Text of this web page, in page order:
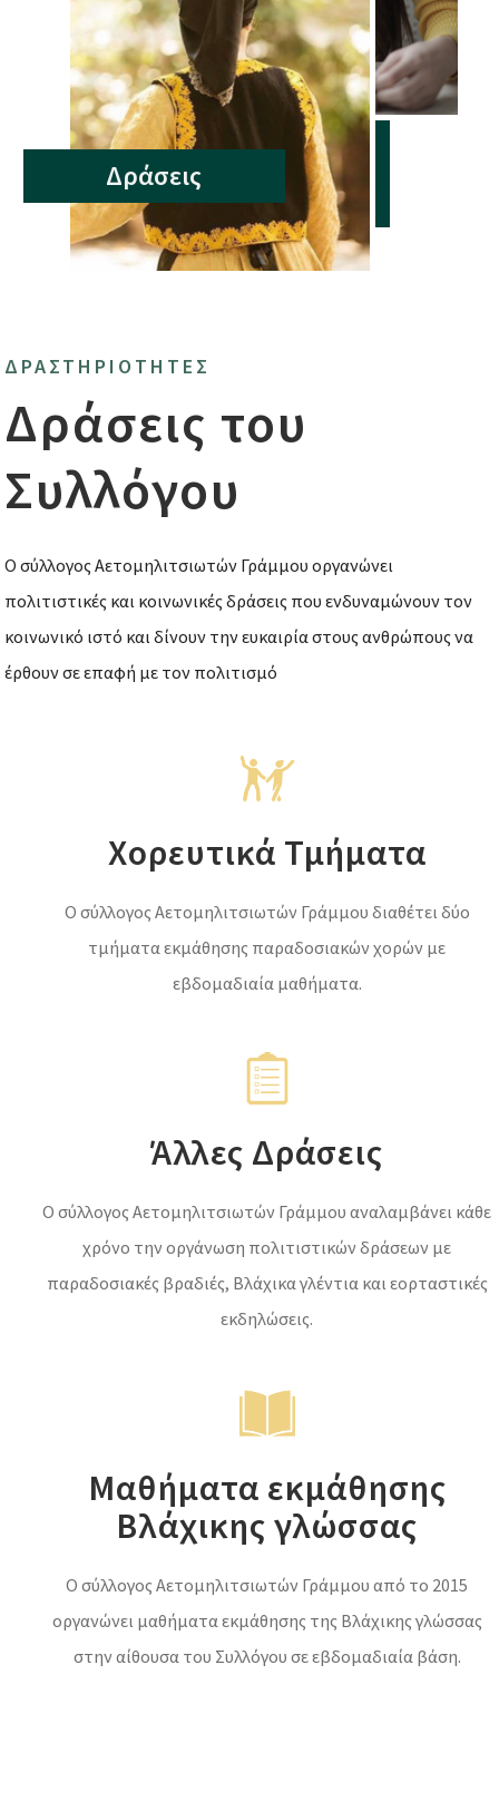
Δράσεις
ΔΡΑΣΤΗΡΙΟΤΗΤΕΣ
Δράσεις του
Συλλόγου
Ο σύλλογος Αετομηλιτσιωτών Γράμμου οργανώνει
πολιτιστικές και κοινωνικές δράσεις που ενδυναμώνουν τον
κοινωνικό ιστό και δίνουν την ευκαιρία στους ανθρώπους να
έρθουν σε επαφή με τον πολιτισμό
Χορευτικά Τμήματα
Ο σύλλογος Αετομηλιτσιωτών Γράμμου διαθέτει δύο
τμήματα εκμάθησης παραδοσιακών χορών με
εβδομαδιαία μαθήματα.
Άλλες Δράσεις
Ο σύλλογος Αετομηλιτσιωτών Γράμμου αναλαμβάνει κάθε
χρόνο την οργάνωση πολιτιστικών δράσεων με
παραδοσιακές βραδιές, Βλάχικα γλέντια και εορταστικές
εκδηλώσεις.
Μαθήματα εκμάθησης
Βλάχικης γλώσσας
Ο σύλλογος Αετομηλιτσιωτών Γράμμου από το 2015
οργανώνει μαθήματα εκμάθησης της Βλάχικης γλώσσας
στην αίθουσα του Συλλόγου σε εβδομαδιαία βάση.